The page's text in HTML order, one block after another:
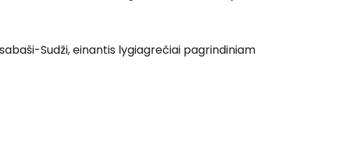
Sudži, einantis lygiagrečiai pagrindiniam